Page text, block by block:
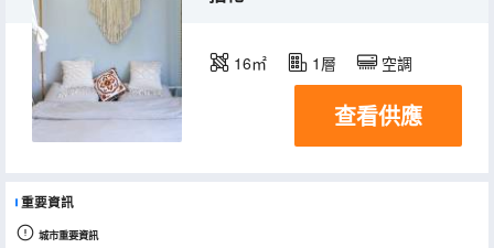
16㎡ 1層 空調
查看供應
重要資訊
城市重要資訊